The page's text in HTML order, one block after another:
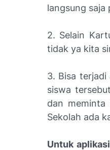
langsung
2. Selain
tidak ya kita
3. Bisa
siswa
dan meminta
Sekolah ada
Untuk